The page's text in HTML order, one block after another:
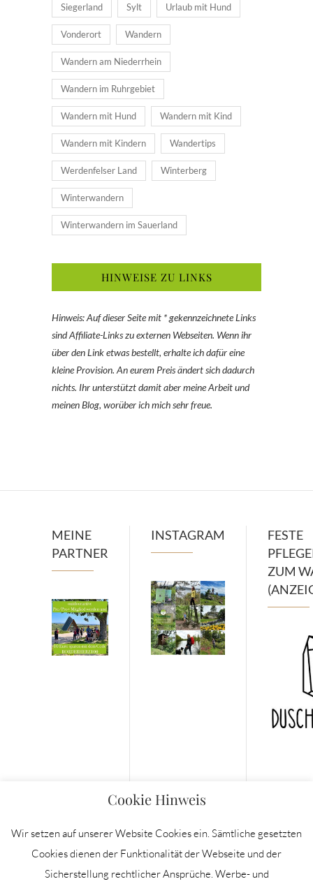
Siegerland Sylt Urlaub mit Hund
Vonderort Wandern
Wandern am Niederrhein
Wandern im Ruhrgebiet
Wandern mit Hund Wandern mit Kind
Wandern mit Kindern Wandertips
Werdenfelser Land Winterberg
Winterwandern
Winterwandern im Sauerland
HINWEISE ZU LINKS
Hinweis: Auf dieser Seite mit * gekennzeichnete Links
sind Affiliate-Links zu externen Webseiten. Wenn ihr
über den Link etwas bestellt, erhalte ich dafür eine
kleine Provision. An eurem Preis ändert sich dadurch
nichts. Ihr unterstützt damit aber meine Arbeit und
meinen Blog, worüber ich mich sehr freue.
MEINE
PARTNER
INSTAGRAM
FESTE
ZUM
Cookie Hinweis
Wir setzen auf unserer Website Cookies ein. Sämtliche gesetzten
Cookies dienen der Funktionalität der Webseite und der
Sicherstellung rechtlicher Ansprüche. Werbe- und